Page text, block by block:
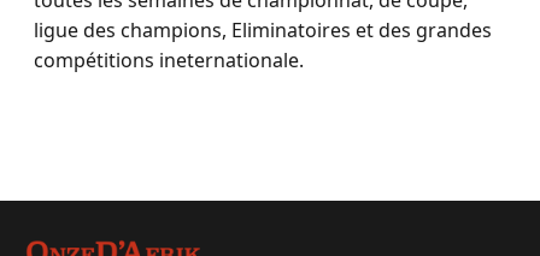
ligue des champions, Eliminatoires et des grandes
compétitions ineternationale.